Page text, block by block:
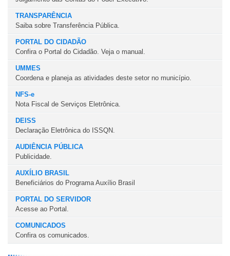
TRANSPARÊNCIA
Saiba sobre Transferência Pública.
PORTAL DO CIDADÃO
Confira o Portal do Cidadão. Veja o manual.
UMMES
Coordena e planeja as atividades deste setor no município.
NFS-e
Nota Fiscal de Serviços Eletrônica.
DEISS
Declaração Eletrônica do ISSQN.
AUDIÊNCIA PÚBLICA
Publicidade.
AUXÍLIO BRASIL
Beneficiários do Programa Auxílio Brasil
PORTAL DO SERVIDOR
Acesse ao Portal.
COMUNICADOS
Confira os comunicados.